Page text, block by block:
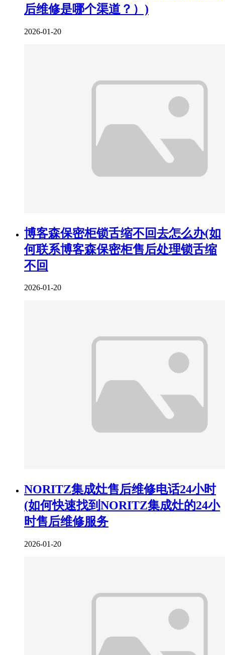
后维修是哪个渠道？）)
2026-01-20
博客森保密柜锁舌缩不回去怎么办(如
何联系博客森保密柜售后处理锁舌缩
不回
2026-01-20
NORITZ集成灶售后维修电话24小时
(如何快速找到NORITZ集成灶的24小
时售后维修服务
2026-01-20